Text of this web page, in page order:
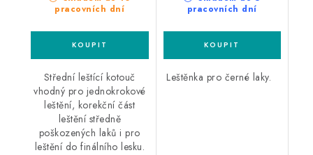
pracovních dní
Střední leštící kotouč
vhodný pro jednokrokové
leštění, korekční část
leštění středně
poškozených laků i pro
leštění do finálního lesku.
pracovních dní
Leštěnka pro černé laky.